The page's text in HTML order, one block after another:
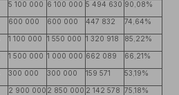
5 100 000 6 100 000 5 494 630 90,08%
600 000 600 000 447 832 74,64%
1 100 000 1 550 000 1 320 918 85,22%
1 500 000 1 000 000 662 089 66,21%
300 000 300 000 159 571 53,19%
2 900 000 2 850 000 2 142 578 75,18%